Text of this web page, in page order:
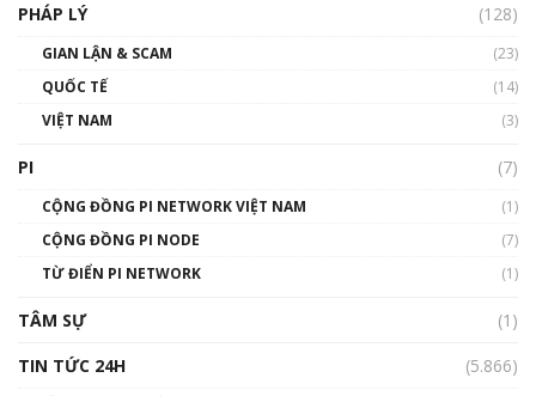
gió ấm
Talkshow 14: MemeCoin – Trò đùa tỷ đô
01:29:26
PHÁP LÝ
(128)
GIAN LẬN & SCAM
(23)
QUỐC TẾ
(14)
VIỆT NAM
(3)
PI (7)
CỘNG ĐỒNG PI NETWORK VIỆT NAM
(1)
CỘNG ĐỒNG PI NODE
(7)
TỪ ĐIỂN PI NETWORK
(1)
TÂM SỰ
(1)
TIN TỨC 24H
(5.866)